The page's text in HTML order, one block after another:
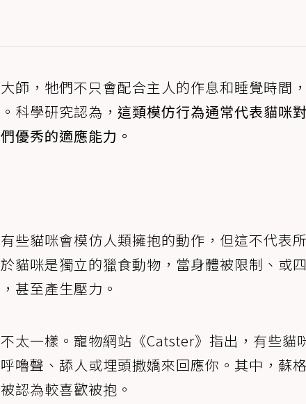
師，牠們不只會配合主人的作息和睡覺時間
科學研究認為， 這類模仿行為通常代表貓咪
優秀的適應能力。
些貓咪會模仿人類擁抱的動作，但這不代表
貓咪是獨立的獵食動物，當身體被限制、或
甚至產生壓力。
太一樣。寵物網站《Catster》指出，有些貓
嚕聲、舔人或埋頭撒嬌來回應你。其中，蘇
認為較喜歡被抱。